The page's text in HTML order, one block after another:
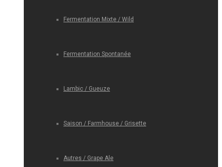
Fermentation Mixte / Wild
Fermentation Spontanée
Lambic / Gueuze
Saison / Farmhouse / Grisette
Autres / Grape Ale